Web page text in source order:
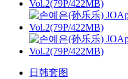
日韩套图